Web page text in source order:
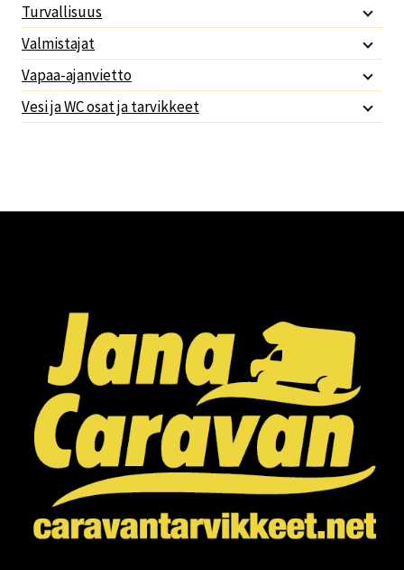
Turvallisuus
Valmistajat
Vapaa-ajanvietto
Vesi ja WC osat ja tarvikkeet